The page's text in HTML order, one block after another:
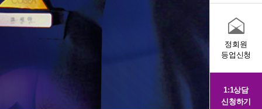
정회원
등업신청
1:1상담
신청하기